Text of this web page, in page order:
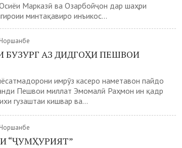
Марказӣ ва Озарбойҷон дар шаҳри
минтақавиро инъикос...
Чоршанбе
БУЗУРГ АЗ ДИДГОҲИ ПЕШВОИ
имрӯз касеро наметавон пайдо
Пешвои миллат Эмомалӣ Раҳмон ин қадр
гузаштаи кишвар ва...
Чоршанбе
“ҶУМҲУРИЯТ”